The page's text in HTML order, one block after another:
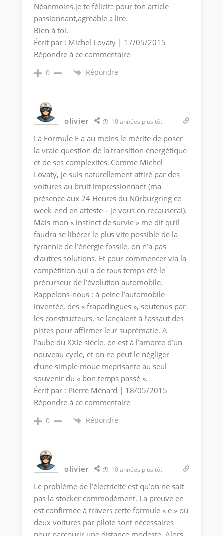
Néanmoins,je te félicite pour ton article
passionnant,agréable à lire.
Bien à toi.
Écrit par : Michel Lovaty | 17/05/2015
Répondre à ce commentaire
0 Répondre
olivier 10 années plus tôt
La Formule E a au moins le mérite de poser
la vraie question de la transition énergétique
et de ses complexités. Comme Michel
Lovaty, je suis naturellement attiré par des
voitures au bruit impressionnant (ma
présence aux 24 Heures du Nürburgring ce
week-end en atteste – je vous en recauserai).
Mais mon « instinct de survie » me dit qu’il
faudra se libérer le plus vite possible de la
tyrannie de l’énergie fossile, on n’a pas
d’autres solutions. Et pour commencer via la
compétition qui a de tous temps été le
précurseur de l’évolution automobile.
Rappelons-nous : à peine l’automobile
inventée, des « frapadingues », soutenus par
les constructeurs, se lançaient à l’assaut des
pistes pour affirmer leur suprématie. A
l’aube du XXIe siècle, on est à l’amorce d’un
nouveau cycle, et on ne peut le négliger
d’une simple moue méprisante au seul
souvenir du « bon temps passé ».
Écrit par : Pierre Ménard | 18/05/2015
Répondre à ce commentaire
0 Répondre
olivier 10 années plus tôt
Le problème de l’électricité est qu’on ne sait
pas la stocker commodément. La preuve en
est confirmée à travers cette formule « e » où
deux voitures par pilote sont nécessaires